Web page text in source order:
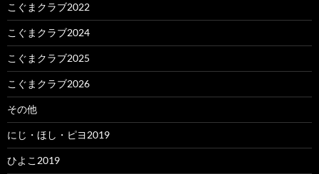
こぐまクラブ2022
こぐまクラブ2024
こぐまクラブ2025
こぐまクラブ2026
その他
にじ・ほし・ピヨ2019
ひよこ2019